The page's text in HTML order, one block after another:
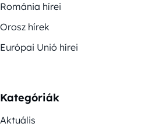
Románia hírei
Orosz hírek
Európai Unió hírei
Kategóriák
Aktuális